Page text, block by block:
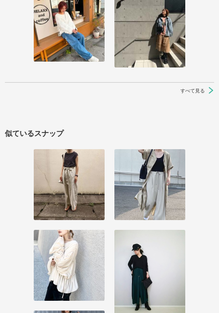
すべて見る
似ているスナップ